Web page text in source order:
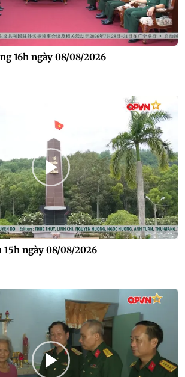
16h ngày 08/08/2026
ngày 08/08/2026